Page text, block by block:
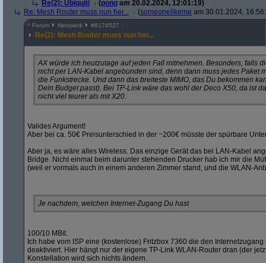
Re(2): Ubiquiti
(pong am 20.02.2024, 12:01:19)
Re: Mesh Router muss nun her...
(someonelikeme am 30.01.2024,
^ Forum Netzwerk #8174527
Re(2): Mesh Router muss nun her...
AX würde ich heutzutage auf jeden Fall mitnehmen. Besonders, falls
nicht per LAN-Kabel angebunden sind, denn dann muss jedes Paket
die Funkstrecke. Und dann das breiteste MIMO, das Du bekommen
Dein Budget passt). Bei TP-Link wäre das wohl der Deco X50, da ist
nicht viel teurer als mit X20.
Valides Argument!
Aber bei ca. 50€ Preisunterschied in der ~200€ müsste der spürbare
Aber ja, es wäre alles Wireless. Das einzige Gerät das bei LAN-Kabel
Bridge. Nicht einmal beim darunter stehenden Drucker hab ich mir die
(weil er vormals auch in einem anderen Zimmer stand, und die WLAN-
Je nachdem, welchen Internet-Zugang Du hast
100/10 MBit.
Ich habe vom ISP eine (kostenlose) Fritzbox 7360 die den
deaktiviert. Hier hängt nur der eigene TP-Link WLAN-Router dran (der
Konstellation wird sich nichts ändern.